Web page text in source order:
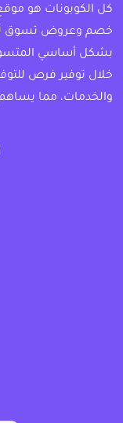
كل الكوبونات هو
خصم وعروض تسوق
بشكل أساسي
خلال توفير فرص
والخدمات، مما